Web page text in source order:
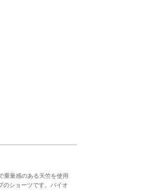
重量感のある天竺を使用
のショーツです。バイオ